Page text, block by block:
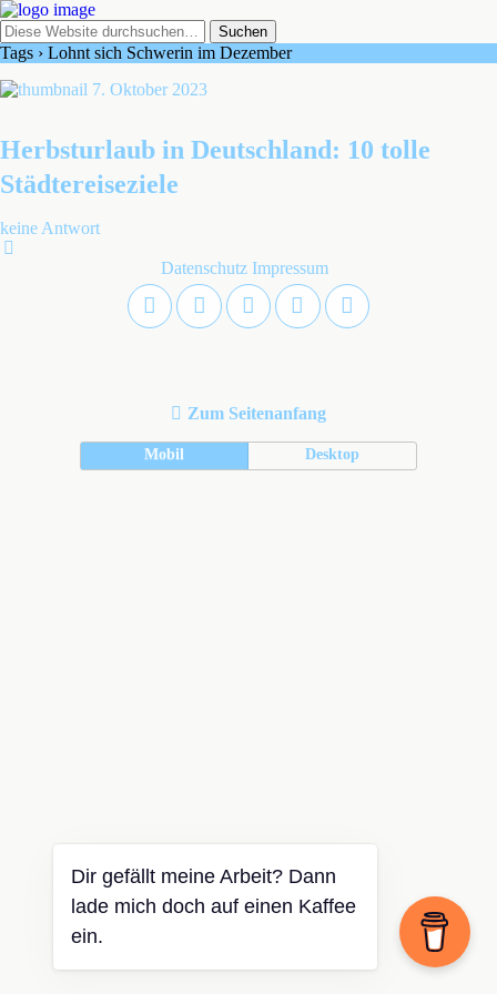
Tags › Lohnt sich Schwerin im Dezember
7. Oktober 2023
Herbsturlaub in Deutschland: 10 tolle
Städtereiseziele
keine Antwort
Datenschutz Impressum
Zum Seitenanfang
Mobil Desktop
Dir gefällt meine Arbeit? Dann
lade mich doch auf einen Kaffee
ein.